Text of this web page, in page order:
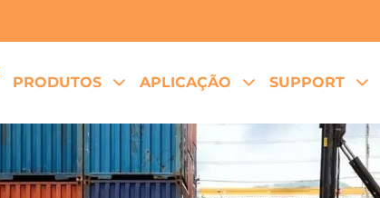
PRODUTOS APLICAÇÃO SUPPORT